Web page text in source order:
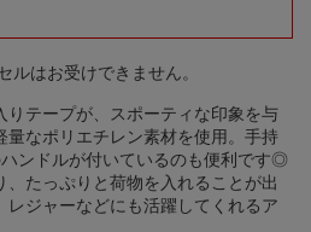
はお受けできません。
りテープが、スポーティな印象を与
量なポリエチレン素材を使用。手持
ンドルが付いているのも便利です◎
たっぷりと荷物を入れることが出
レジャーなどにも活躍してくれるア